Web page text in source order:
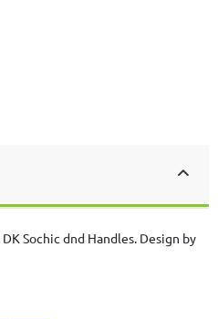
Sochic dnd Handles. Design by